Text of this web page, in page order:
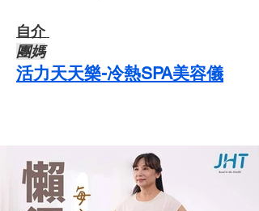
自介 ​
​團媽
活力天天樂-冷熱SPA美容儀